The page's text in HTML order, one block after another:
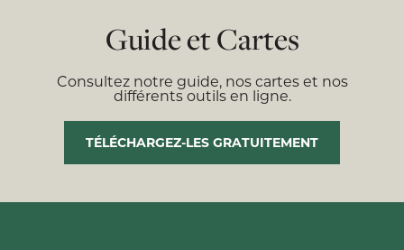
Guide et Cartes
Consultez notre guide, nos cartes et nos
différents outils en ligne.
TÉLÉCHARGEZ-LES GRATUITEMENT